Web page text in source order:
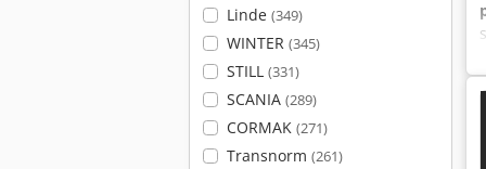
Linde (349)
WINTER (345)
STILL (331)
SCANIA (289)
CORMAK (271)
Transnorm (261)